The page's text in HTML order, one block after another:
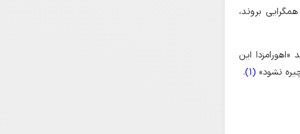
بروند،
این
نشود» (1)
.